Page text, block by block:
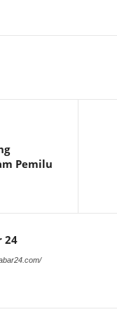
Pemilu
24